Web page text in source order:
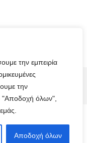
την εμπειρία
την
"Αποδοχή όλων",
Αποδοχή όλων